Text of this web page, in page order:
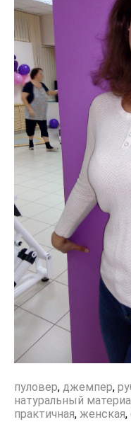
пуловер, джемпер,
натуральный
практичная, женская,